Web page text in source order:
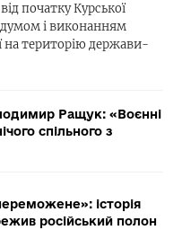
початку Курської
і виконанням
на територію держави-
Ращук: «Воєнні
спільного з
історія
російський полон